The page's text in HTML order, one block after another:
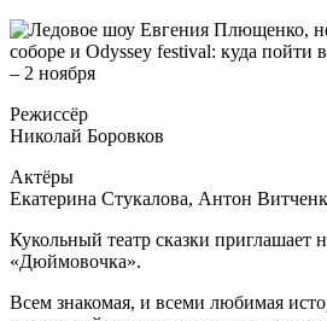
Режиссёр
Николай Боровков
Актёры
Екатерина Стукалова, Антон
Кукольный театр сказки приглашает
«Дюймовочка».
Всем знакомая, и всеми любимая